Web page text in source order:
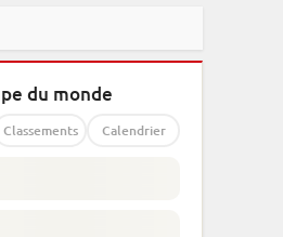
du monde
Classements Calendrier